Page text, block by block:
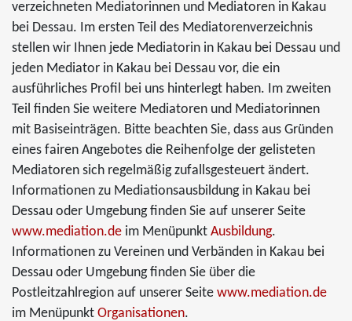
verzeichneten Mediatorinnen und Mediatoren in Kakau
bei Dessau. Im ersten Teil des Mediatorenverzeichnis
stellen wir Ihnen jede Mediatorin in Kakau bei Dessau und
jeden Mediator in Kakau bei Dessau vor, die ein
ausführliches Profil bei uns hinterlegt haben. Im zweiten
Teil finden Sie weitere Mediatoren und Mediatorinnen
mit Basiseinträgen. Bitte beachten Sie, dass aus Gründen
eines fairen Angebotes die Reihenfolge der gelisteten
Mediatoren sich regelmäßig zufallsgesteuert ändert.
Informationen zu Mediationsausbildung in Kakau bei
Dessau oder Umgebung finden Sie auf unserer Seite
www.mediation.de im Menüpunkt Ausbildung.
Informationen zu Vereinen und Verbänden in Kakau bei
Dessau oder Umgebung finden Sie über die
Postleitzahlregion auf unserer Seite www.mediation.de
im Menüpunkt Organisationen.